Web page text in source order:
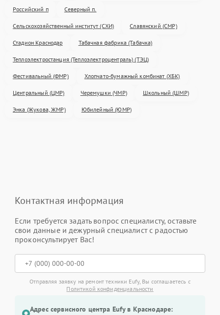
Российский п Северный п.
Сельскохозяйственный институт (СХИ) Славянский (СМР)
Стадион Краснодар Табачная фабрика (Табачка)
Теплоэлектростанция (Теплоэлектроцентраль) (ТЭЦ)
Фестивальный (ФМР) Хлопчато-бумажный комбинат (ХБК)
Центральный (ЦМР) Черемушки (ЧМР) Школьный (ШМР)
Энка (Жукова, ЖМР) Юбилейный (ЮМР)
Контактная информация
Если требуется задать вопрос специалисту, оставьте
свои данные и дежурный специалист с радостью
проконсультирует Вас!
Отправляя заявку на ремонт техники Eufy, Вы соглашаетесь с
Политикой конфиденциальности
Адрес сервисного центра Eufy в Краснодаре: